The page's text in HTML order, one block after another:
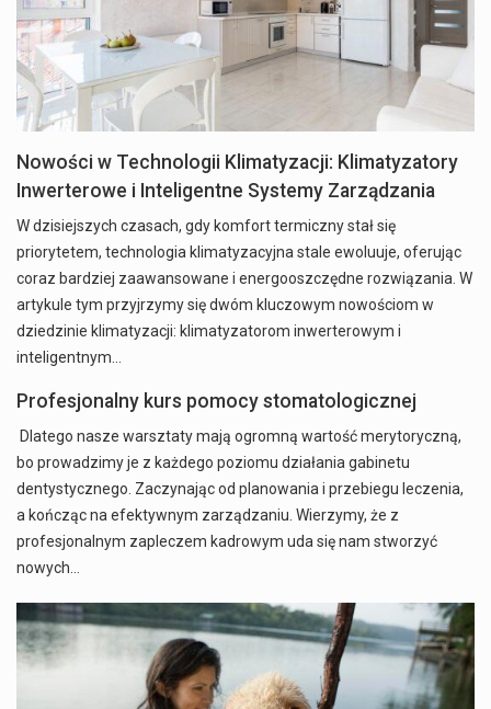
Nowości w Technologii Klimatyzacji: Klimatyzatory
Inwerterowe i Inteligentne Systemy Zarządzania
W dzisiejszych czasach, gdy komfort termiczny stał się
priorytetem, technologia klimatyzacyjna stale ewoluuje, oferując
coraz bardziej zaawansowane i energooszczędne rozwiązania. W
artykule tym przyjrzymy się dwóm kluczowym nowościom w
dziedzinie klimatyzacji: klimatyzatorom inwerterowym i
inteligentnym…
Profesjonalny kurs pomocy stomatologicznej
Dlatego nasze warsztaty mają ogromną wartość merytoryczną,
bo prowadzimy je z każdego poziomu działania gabinetu
dentystycznego. Zaczynając od planowania i przebiegu leczenia,
a kończąc na efektywnym zarządzaniu. Wierzymy, że z
profesjonalnym zapleczem kadrowym uda się nam stworzyć
nowych…